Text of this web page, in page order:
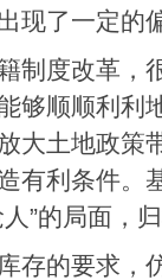
现了一定的
制度改革，
够顺顺利利
大土地政策
有利条件。
人”的局面，
存的要求，